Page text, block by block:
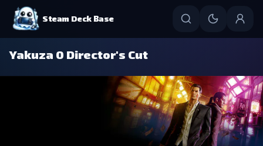
Steam Deck Base
Yakuza 0 Director's Cut